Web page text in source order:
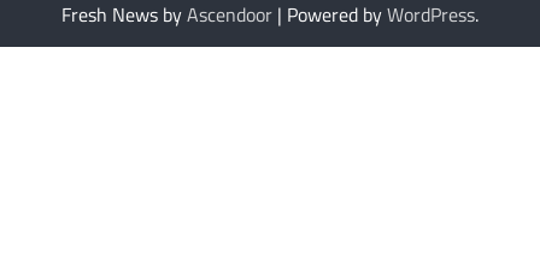
Fresh News byAscendoor | Powered byWordPress.